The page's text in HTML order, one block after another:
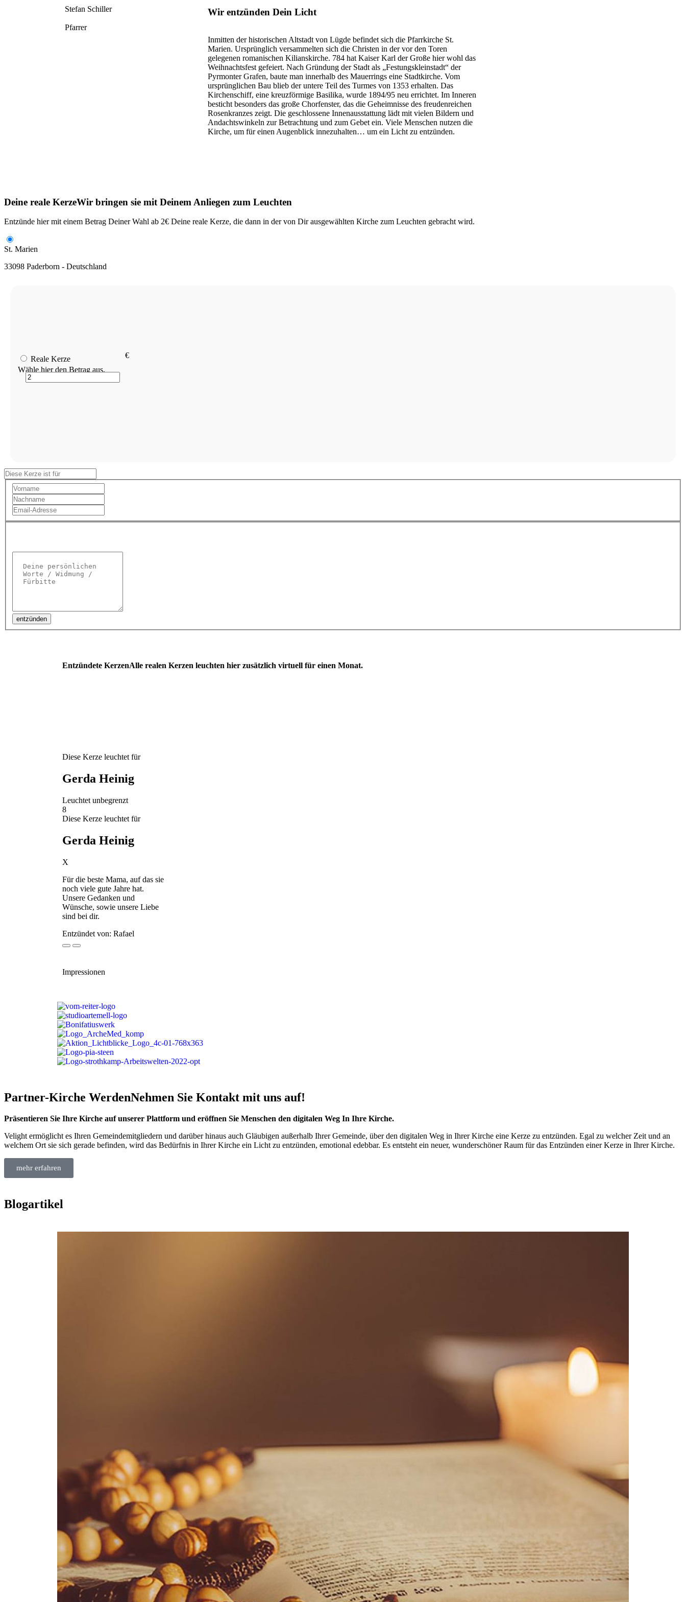
Stefan Schiller
Pfarrer
Wir entzünden Dein Licht
Inmitten der historischen Altstadt von Lügde befindet sich die Pfarrkirche St.
Marien. Ursprünglich versammelten sich die Christen in der vor den Toren
gelegenen romanischen Kilianskirche. 784 hat Kaiser Karl der Große hier wohl das
Weihnachtsfest gefeiert. Nach Gründung der Stadt als „Festungskleinstadt“ der
Pyrmonter Grafen, baute man innerhalb des Mauerrings eine Stadtkirche. Vom
ursprünglichen Bau blieb der untere Teil des Turmes von 1353 erhalten. Das
Kirchenschiff, eine kreuzförmige Basilika, wurde 1894/95 neu errichtet. Im Inneren
besticht besonders das große Chorfenster, das die Geheimnisse des freudenreichen
Rosenkranzes zeigt. Die geschlossene Innenausstattung lädt mit vielen Bildern und
Andachtswinkeln zur Betrachtung und zum Gebet ein. Viele Menschen nutzen die
Kirche, um für einen Augenblick innezuhalten… um ein Licht zu entzünden.
Deine reale KerzeWir bringen sie mit Deinem Anliegen zum Leuchten
Entzünde hier mit einem Betrag Deiner Wahl ab 2€ Deine reale Kerze, die dann in der von Dir ausgewählten Kirche zum Leuchten gebracht wird.
St. Marien
33098 Paderborn - Deutschland
Reale Kerze
Wähle hier den Betrag aus.
€
entzünden
Entzündete KerzenAlle realen Kerzen leuchten hier zusätzlich virtuell für einen Monat.
Diese Kerze leuchtet für
Gerda Heinig
Leuchtet unbegrenzt
8
Diese Kerze leuchtet für
Gerda Heinig
X
Für die beste Mama, auf das sie
noch viele gute Jahre hat.
Unsere Gedanken und
Wünsche, sowie unsere Liebe
sind bei dir.
Entzündet von: Rafael
Impressionen
Partner-Kirche WerdenNehmen Sie Kontakt mit uns auf!
Präsentieren Sie Ihre Kirche auf unserer Plattform und eröffnen Sie Menschen den digitalen Weg In Ihre Kirche.
Velight ermöglicht es Ihren Gemeindemitgliedern und darüber hinaus auch Gläubigen außerhalb Ihrer Gemeinde, über den digitalen Weg in Ihrer Kirche eine Kerze zu entzünden. Egal zu welcher Zeit und an
welchem Ort sie sich gerade befinden, wird das Bedürfnis in Ihrer Kirche ein Licht zu entzünden, emotional edebbar. Es entsteht ein neuer, wunderschöner Raum für das Entzünden einer Kerze in Ihrer Kirche.
mehr erfahren
Blogartikel